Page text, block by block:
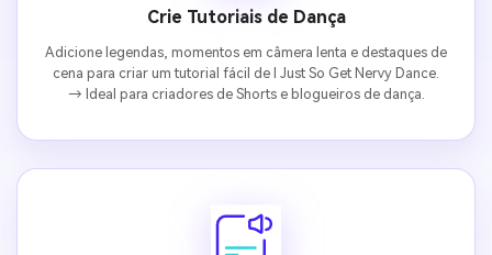
Crie Tutoriais de Dança
Adicione legendas, momentos em câmera lenta e destaques de
cena para criar um tutorial fácil de I Just So Get Nervy Dance.
→ Ideal para criadores de Shorts e blogueiros de dança.
Comece Grátis →